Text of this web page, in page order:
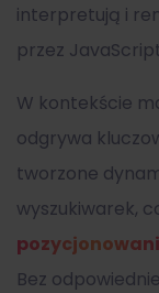
interpretują i
przez
W kontekście
odgrywa
tworzone
wyszukiwarek,
Bez